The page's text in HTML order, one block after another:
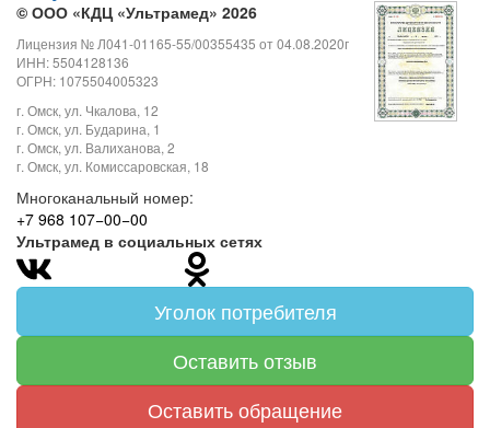
© ООО «КДЦ «Ультрамед» 2026
Лицензия № Л041-01165-55/00355435 от 04.08.2020г
ИНН: 5504128136
ОГРН: 1075504005323
г. Омск, ул. Чкалова, 12
г. Омск, ул. Бударина, 1
г. Омск, ул. Валиханова, 2
г. Омск, ул. Комиссаровская, 18
Многоканальный номер:
+7 968 107−00−00
Ультрамед в социальных сетях
Уголок потребителя
Оставить отзыв
Оставить обращение